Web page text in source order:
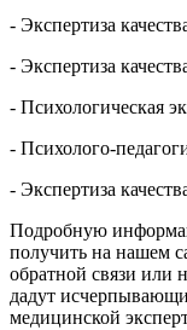
- Экспертиза
- Экспертиза
- Психологическая
- Психолого-
- Экспертиза
Подробную
получить на нашем
обратной связи или
дадут
медицинской